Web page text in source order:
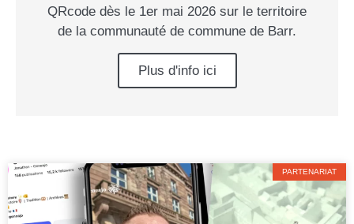
QRcode dès le 1er mai 2026 sur le territoire
de la communauté de commune de Barr.
Plus d'info ici
PARTENARIAT